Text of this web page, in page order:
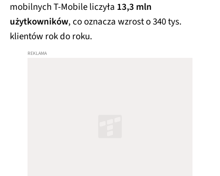
mobilnych T-Mobile liczyła 13,3 mln
użytkowników, co oznacza wzrost o 340 tys.
klientów rok do roku.